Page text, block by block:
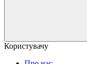
Користувачу